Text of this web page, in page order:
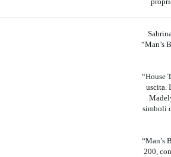
“Man’s
“House
uscita.
simboli
“Man’s
200,